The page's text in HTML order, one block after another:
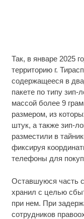
Так, в январе 2025
территорию г.
содержащееся в
пакете по типу зип-
массой более 9
размером, из
штук, а также зип-
разместили в
фиксируя
телефоны для
Оставшуюся часть
хранил с целью
при нем. При
сотрудников